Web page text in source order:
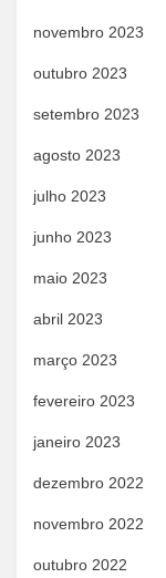
novembro 2023
outubro 2023
setembro 2023
agosto 2023
julho 2023
junho 2023
maio 2023
abril 2023
março 2023
fevereiro 2023
janeiro 2023
dezembro 2022
novembro 2022
outubro 2022